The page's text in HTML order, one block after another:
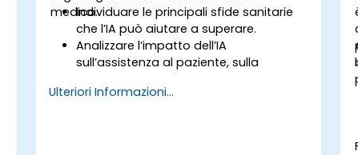
medico.Individuare le principali sfide sanitarie
che l’IA può aiutare a superare.
Analizzare l’impatto dell’IA
sull’assistenza al paziente, sulla
Comprendere il rapporto tra IA e i
Ulteriori Informazioni...